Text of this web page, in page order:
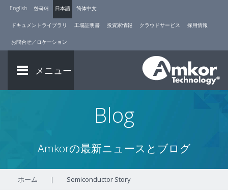
English 한국어 日本語 简体中文
ドキュメントライブラリ 工場証明書 投資家情報 クラウドサービス 採用情報
お問合せ／ロケーション
メニュー
Blog
Amkorの最新ニュースとブログ
ホーム | Semiconductor Story